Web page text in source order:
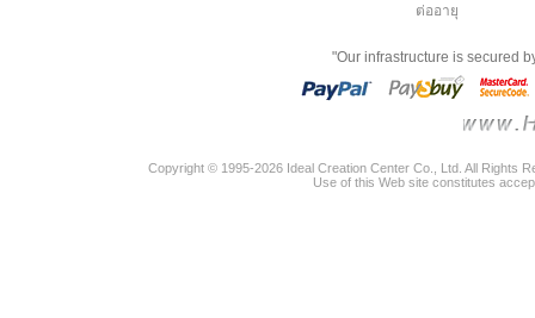
ต่ออายุ
"Our infrastructure is secured
Copyright © 1995-2026 Ideal Creation Center Co., Ltd. All Rights
Use of this Web site constitutes